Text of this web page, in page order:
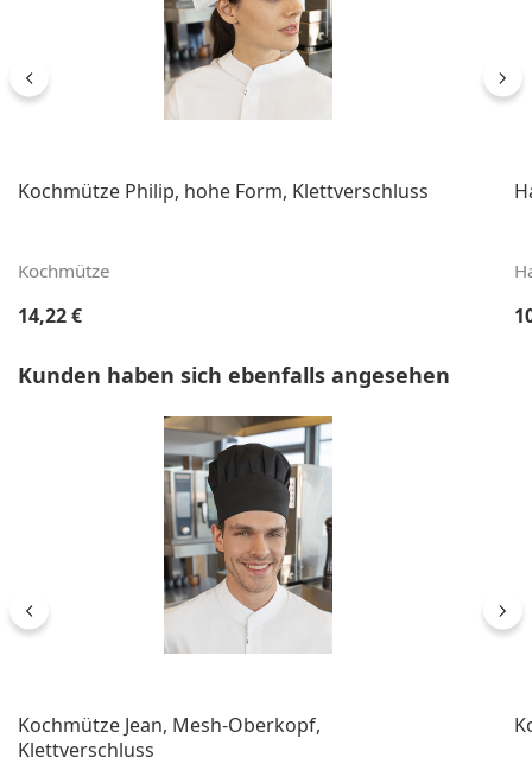
Kochmütze Philip, hohe Form, Klettverschluss
Kochmütze
Regulärer Preis:
14,22 €
Produktgalerie überspringen
Kunden haben sich ebenfalls angesehen
Kochmütze Jean, Mesh-Oberkopf,
Klettverschluss